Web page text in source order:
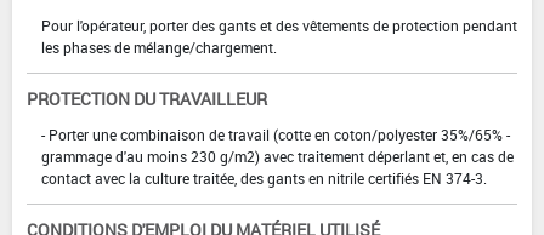
Pour l'opérateur, porter des gants et des vêtements de protection pendant
les phases de mélange/chargement.
PROTECTION DU TRAVAILLEUR
- Porter une combinaison de travail (cotte en coton/polyester 35%/65% -
grammage d'au moins 230 g/m2) avec traitement déperlant et, en cas de
contact avec la culture traitée, des gants en nitrile certifiés EN 374-3.
CONDITIONS D'EMPLOI DU MATÉRIEL UTILISÉ